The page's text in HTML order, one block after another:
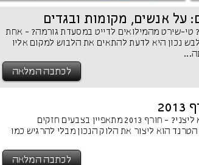
נימרים משוטטים
אנשים, מקומות ובגדים
טי-שירט מהמילואים לדייט במסעדת גורמה? - אחת
נכון היא לדעת להתאים את הלבוש למקום אליו
לכתבה המלאה
איך ניצור לוק צבעוני אבל לא ליצני? - חורף 2013 מתאפיין בצבעים חזקים
הוא ליצור את הלוק הנכון מבלי להרגיש כמו
לכתבה המלאה